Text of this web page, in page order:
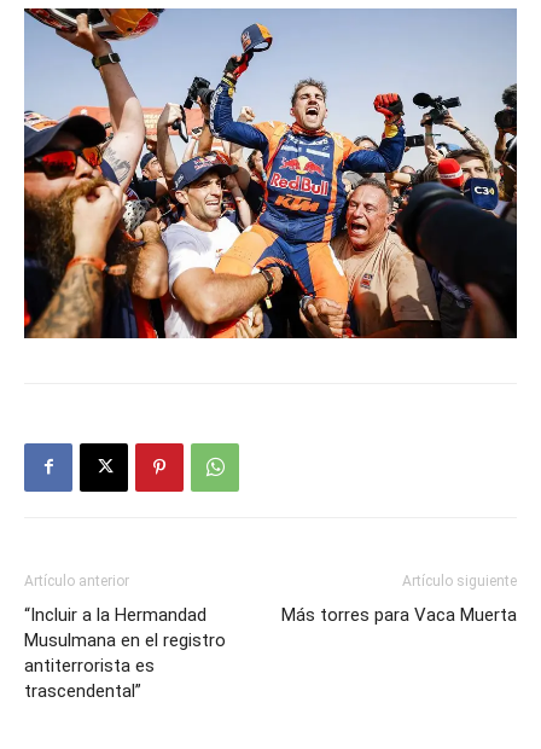
Artículo anterior
“Incluir a la Hermandad
Musulmana en el registro
antiterrorista es
trascendental”
Artículo siguiente
Más torres para Vaca Muerta